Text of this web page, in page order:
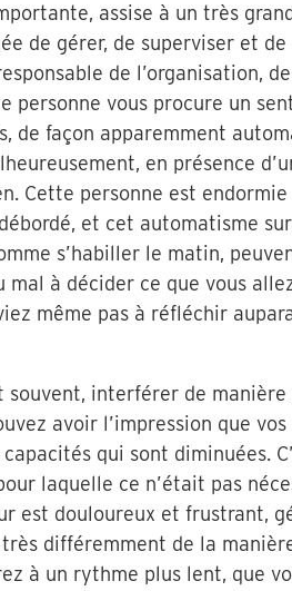
assise à un très
de gérer, de superviser et
de l’organisation,
personne vous procure un
de façon apparemment
en présence
Cette personne est endormie
et cet automatisme
s’habiller le matin,
mal à décider ce que vous
même pas à réfléchir
interférer de
avoir l’impression que
qui sont diminuées.
laquelle ce n’était pas
est douloureux et frustrant,
différemment de la
à un rythme plus lent, que